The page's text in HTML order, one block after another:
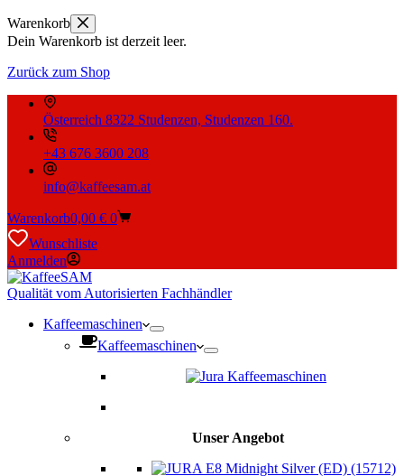
Warenkorb
Dein Warenkorb ist derzeit leer.
Zurück zum Shop
Österreich 8322 Studenzen, Studenzen 160.
+43 676 3600 208
info@kaffeesam.at
Warenkorb0,00 € 0
Wunschliste
Anmelden
Qualität vom Autorisierten Fachhändler
Kaffeemaschinen
Kaffeemaschinen
Unser Angebot